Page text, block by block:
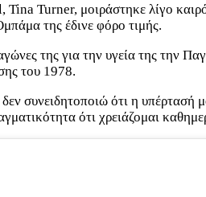
Turner, μοιράστηκε λίγο
της έδινε φόρο τιμής.
της για την υγεία της την
του 1978.
συνειδητοποιώ ότι η
ότι χρειάζομαι